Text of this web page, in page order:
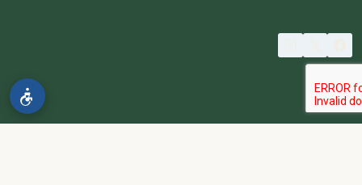
© 2026 spa2000